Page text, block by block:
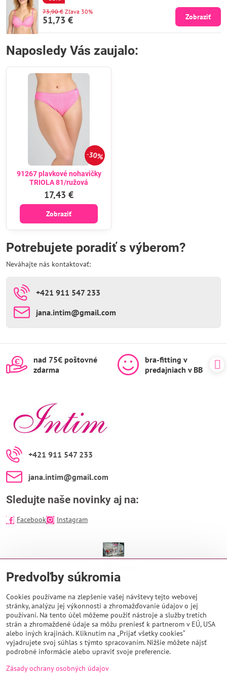
51,73 €
73,90 € Zľava 30%
Zobraziť
Naposledy Vás zaujalo:
30%
91267 plavkové nohavičky
TRIOLA 81/ružová
17,43 €
Zobraziť
Potrebujete poradiť s výberom?
Neváhajte nás kontaktovať:
+421 911 547 233
jana​.intim​@gmail​.com
nad 75€ poštovné
zdarma
bra-fitting v
predajniach v BB
+421 911 547 233
jana​.intim​@gmail​.com
Sledujte naše novinky aj na:
Facebook Instagram
EUROPA SC
974 01 Banská Bystrica
Otváracie hodiny:
PO - NE 9:00 - 21:00
Predvoľby súkromia
Cookies používame na zlepšenie vašej návštevy tejto webovej
stránky, analýzu jej výkonnosti a zhromažďovanie údajov o jej
používaní. Na tento účel môžeme použiť nástroje a služby tretích
strán a zhromaždené údaje sa môžu preniesť k partnerom v EÚ, USA
alebo iných krajinách. Kliknutím na „Prijať všetky cookies“
vyjadrujete svoj súhlas s týmto spracovaním. Nižšie môžete nájsť
podrobné informácie alebo upraviť svoje preferencie.
Zásady ochrany osobných údajov